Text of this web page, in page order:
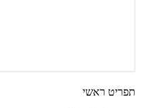
תפריט ראשי